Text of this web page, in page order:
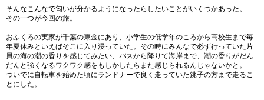
そんなこんなで匂いが分かるようになったらしたいことがいくつかあった。
その一つが今回の旅。
おふくろの実家が千葉の東金にあり、小学生の低学年のころから高校生まで毎
年夏休みといえばそこに入り浸っていた。その時にみんなで必ず行っていた片
貝の海の潮の香りを感じてみたい、バスから降りて海岸まで、潮の香りがだん
だんと強くなるワクワク感をもしかしたらまた感じられるんじゃないかと。
ついでに自転車を始めた頃にランドナーで良く走っていた銚子の方まで走るこ
とにした。